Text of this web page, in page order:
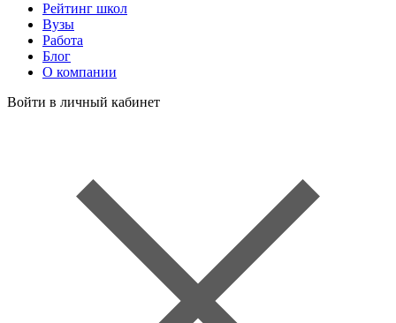
Рейтинг школ
Вузы
Работа
Блог
О компании
Войти в личный кабинет